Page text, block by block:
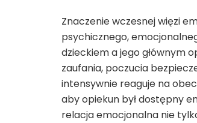
Znaczenie wczesnej więzi
psychicznego,
dzieckiem a jego głównym
zaufania, poczucia
intensywnie reaguje na
aby opiekun był dostępny
relacja emocjonalna nie